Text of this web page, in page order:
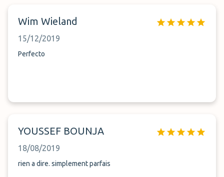
Wim Wieland
15/12/2019
Perfecto
YOUSSEF BOUNJA
18/08/2019
rien a dire. simplement parfais